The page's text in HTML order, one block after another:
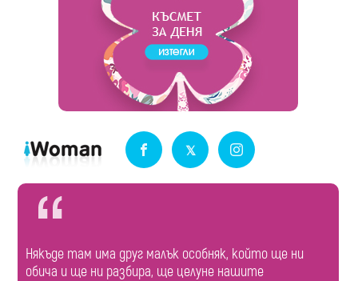
Някъде там има друг малък особняк, който ще ни
обича и ще ни разбира, ще целуне нашите